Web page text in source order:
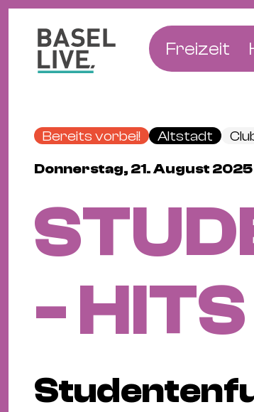
Freizeit
Club &
Kino & Film
Hotels
Natur &
Bereits vorbei! Altstadt
Donnerstag, 21. August
-